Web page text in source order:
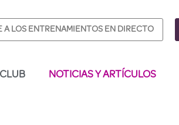
A LOS ENTRENAMIENTOS EN DIRECTO
NOTICIAS Y ARTÍCULOS